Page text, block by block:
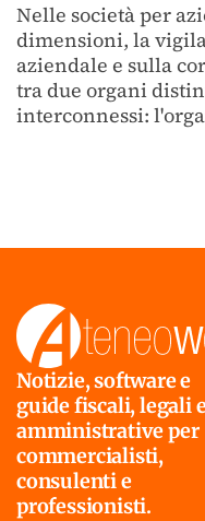
Nelle società per
dimensioni, la
aziendale e sulla
tra due organi
interconnessi:
Notizie, software e
guide fiscali, legali
amministrative per
commercialisti,
consulenti e
professionisti.